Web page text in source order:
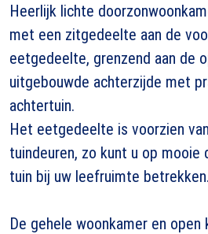
Heerlijk lichte
met een zitgedeelte aan de
eetgedeelte, grenzend aan de
uitgebouwde achterzijde met
achtertuin.
Het eetgedeelte is voorzien
tuindeuren, zo kunt u op mooie
tuin bij uw leefruimte betrekken.
De gehele woonkamer en open